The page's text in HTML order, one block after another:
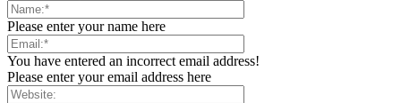
Please enter your name here
You have entered an incorrect email address!
Please enter your email address here